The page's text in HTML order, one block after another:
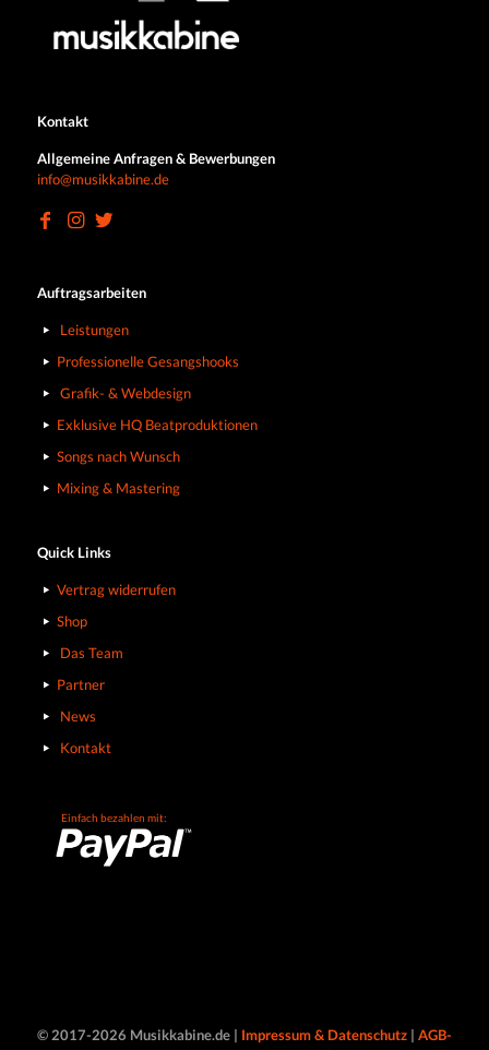
Kontakt
Allgemeine Anfragen & Bewerbungen
info@musikkabine.de
Auftragsarbeiten
Leistungen
Professionelle Gesangshooks
Grafik- & Webdesign
Exklusive HQ Beatproduktionen
Songs nach Wunsch
Mixing & Mastering
Quick Links
Vertrag widerrufen
Shop
Das Team
Partner
News
Kontakt
Einfach bezahlen mit:
© 2017-2026 Musikkabine.de | Impressum & Datenschutz | AGB-